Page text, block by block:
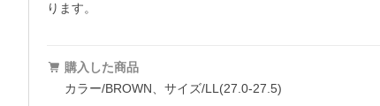
ります。
購入した商品
カラー/BROWN、サイズ/LL(27.0-27.5)